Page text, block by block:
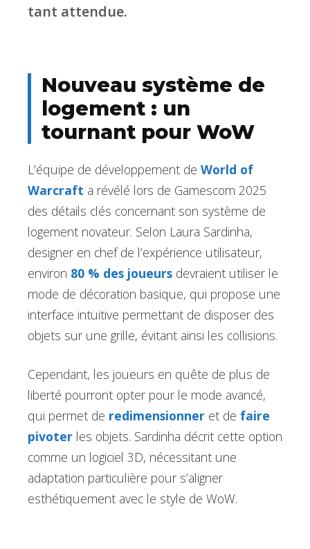
tant attendue.
Nouveau système de
logement : un
tournant pour WoW
L’équipe de développement de World of
Warcraft a révélé lors de Gamescom 2025
des détails clés concernant son système de
logement novateur. Selon Laura Sardinha,
designer en chef de l’expérience utilisateur,
environ 80 % des joueurs devraient utiliser le
mode de décoration basique, qui propose une
interface intuitive permettant de disposer des
objets sur une grille, évitant ainsi les collisions.
Cependant, les joueurs en quête de plus de
liberté pourront opter pour le mode avancé,
qui permet de redimensionner et de faire
pivoter les objets. Sardinha décrit cette option
comme un logiciel 3D, nécessitant une
adaptation particulière pour s’aligner
esthétiquement avec le style de WoW.